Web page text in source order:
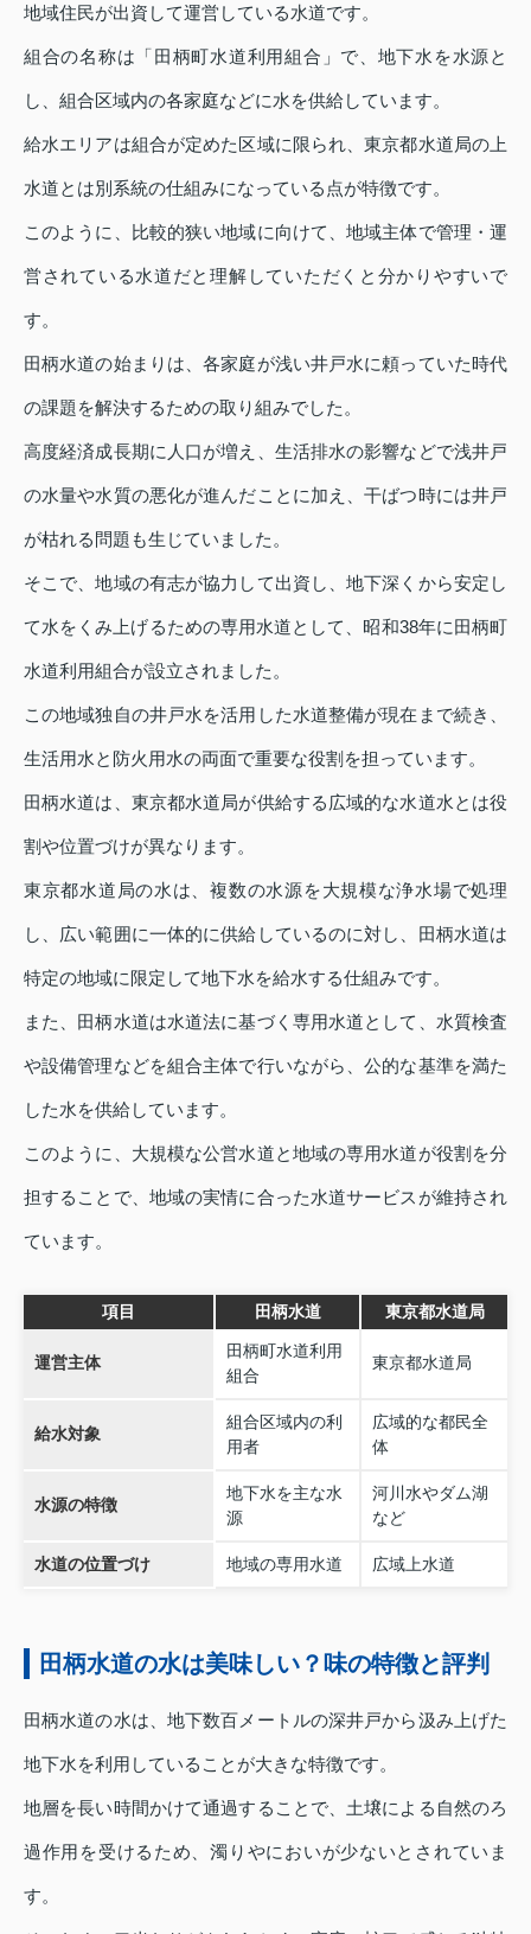
地域住民が出資して運営している水道です。
組合の名称は「田柄町水道利用組合」で、地下水を水源と
し、組合区域内の各家庭などに水を供給しています。
給水エリアは組合が定めた区域に限られ、東京都水道局の上
水道とは別系統の仕組みになっている点が特徴です。
このように、比較的狭い地域に向けて、地域主体で管理・運
営されている水道だと理解していただくと分かりやすいで
す。
田柄水道の始まりは、各家庭が浅い井戸水に頼っていた時代
の課題を解決するための取り組みでした。
高度経済成長期に人口が増え、生活排水の影響などで浅井戸
の水量や水質の悪化が進んだことに加え、干ばつ時には井戸
が枯れる問題も生じていました。
そこで、地域の有志が協力して出資し、地下深くから安定し
て水をくみ上げるための専用水道として、昭和38年に田柄町
水道利用組合が設立されました。
この地域独自の井戸水を活用した水道整備が現在まで続き、
生活用水と防火用水の両面で重要な役割を担っています。
田柄水道は、東京都水道局が供給する広域的な水道水とは役
割や位置づけが異なります。
東京都水道局の水は、複数の水源を大規模な浄水場で処理
し、広い範囲に一体的に供給しているのに対し、田柄水道は
特定の地域に限定して地下水を給水する仕組みです。
また、田柄水道は水道法に基づく専用水道として、水質検査
や設備管理などを組合主体で行いながら、公的な基準を満た
した水を供給しています。
このように、大規模な公営水道と地域の専用水道が役割を分
担することで、地域の実情に合った水道サービスが維持され
ています。
項目 田柄水道 東京都水道局
運営主体
田柄町水道利用
組合
東京都水道局
給水対象
組合区域内の利
用者
広域的な都民全
体
水源の特徴
地下水を主な水
源
河川水やダム湖
など
水道の位置づけ 地域の専用水道 広域上水道
田柄水道の水は美味しい？味の特徴と評判
田柄水道の水は、地下数百メートルの深井戸から汲み上げた
地下水を利用していることが大きな特徴です。
地層を長い時間かけて通過することで、土壌による自然のろ
過作用を受けるため、濁りやにおいが少ないとされていま
す。